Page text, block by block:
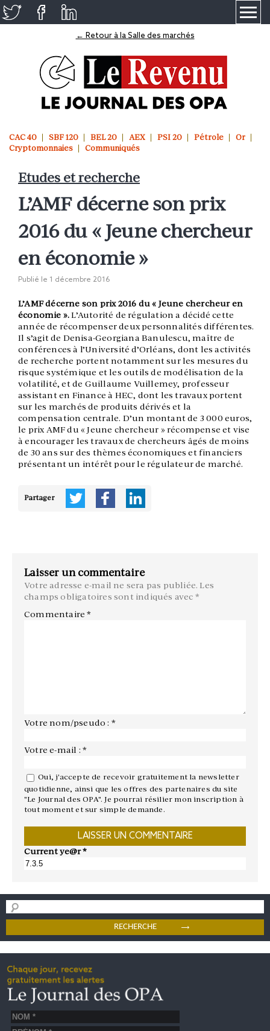
← Retour à la Salle des marchés
CAC 40 SBF 120 BEL 20 AEX PSI 20 Pétrole
Or
Cryptomonnaies
Communiqués
Etudes et recherche
L’AMF décerne son prix
2016 du « Jeune chercheur
en économie »
Publié le 1 décembre 2016
L’AMF décerne son prix 2016 du « Jeune chercheur en
économie ».L’Autorité de régulation a décidé cette
année de récompenser deux personnalités différentes.
Il s’agit de Denisa-Georgiana Banulescu, maître de
conférences à l’Université d’Orléans, dont les activités
de recherche portent notamment sur les mesures du
risque systémique et les outils de modélisation de la
volatilité, et de Guillaume Vuillemey, professeur
assistant en Finance à HEC, dont les travaux portent
sur les marchés de produits dérivés et la
compensation centrale. D’un montant de 3 000 euros,
le prix AMF du « Jeune chercheur » récompense et vise
à encourager les travaux de chercheurs âgés de moins
de 30 ans sur des thèmes économiques et financiers
présentant un intérêt pour le régulateur de marché.
Partager
Laisser un commentaire
Votre adresse e-mail ne sera pas publiée. Les
champs obligatoires sont indiqués avec *
Commentaire*
Votre nom/pseudo : *
Votre e-mail : *
Oui, j'accepte de recevoir gratuitement la newsletter
quotidienne, ainsi que les offres des partenaires du site
"Le Journal des OPA". Je pourrai résilier mon inscription à
tout moment et sur simple demande.
Current ye@r*